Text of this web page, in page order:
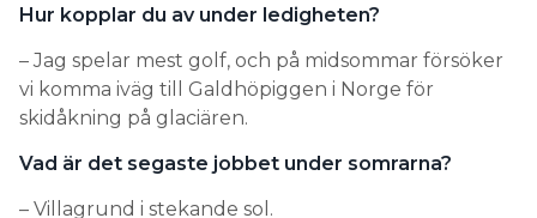
Hur kopplar du av under ledigheten?
– Jag spelar mest golf, och på midsommar försöker
vi komma iväg till Galdhöpiggen i Norge för
skidåkning på glaciären.
Vad är det segaste jobbet under somrarna?
– Villagrund i stekande sol.